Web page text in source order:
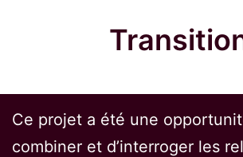
Ce projet a été une
combiner et d’interroger les